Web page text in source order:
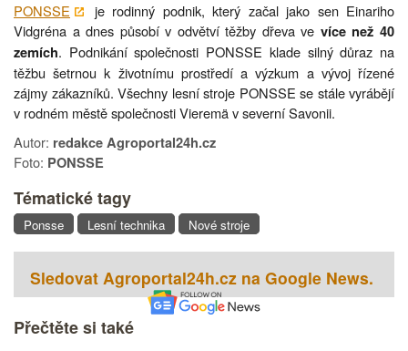
PONSSE
je rodinný podnik, který začal jako sen Einariho
Vidgréna a dnes působí v odvětví těžby dřeva ve více než 40
zemích. Podnikání společnosti PONSSE klade silný důraz na
těžbu šetrnou k životnímu prostředí a výzkum a vývoj řízené
zájmy zákazníků. Všechny lesní stroje PONSSE se stále vyrábějí
v rodném městě společnosti Vieremä v severní Savonii.
Autor: redakce Agroportal24h.cz
Foto: PONSSE
Tématické tagy
Ponsse Lesní technika Nové stroje
Sledovat Agroportal24h.cz na Google News.
Přečtěte si také